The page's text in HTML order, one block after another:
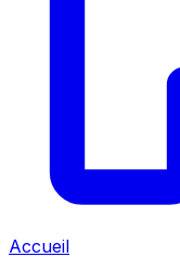
Accueil